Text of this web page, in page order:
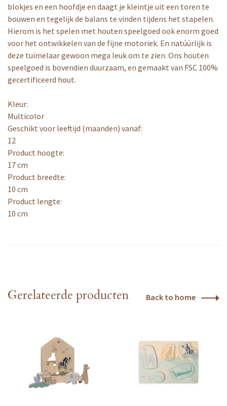
blokjes en een hoofdje en daagt je kleintje uit een toren te
bouwen en tegelijk de balans te vinden tijdens het stapelen.
Hierom is het spelen met houten speelgoed ook enorm goed
voor het ontwikkelen van de fijne motoriek. En natúúrlijk is
deze tuimelaar gewoon mega leuk om te zien. Ons houten
speelgoed is bovendien duurzaam, en gemaakt van FSC 100%
gecertificeerd hout.
Kleur:
Multicolor
Geschikt voor leeftijd (maanden) vanaf:
12
Product hoogte:
17 cm
Product breedte:
10 cm
Product lengte:
10 cm
Gerelateerde producten Back to home